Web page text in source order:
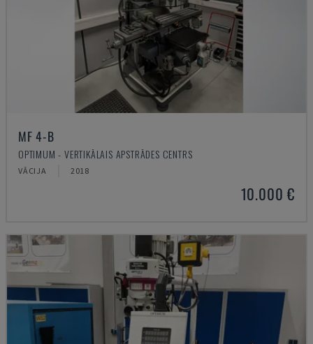
MF 4-B
OPTIMUM - VERTIKĀLAIS APSTRĀDES CENTRS
VĀCIJA 2018
10.000 €